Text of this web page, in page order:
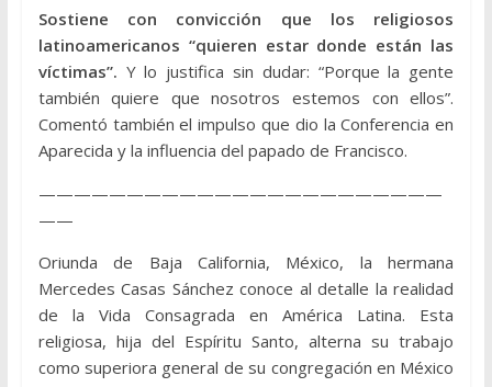
Sostiene con convicción que los religiosos
latinoamericanos “quieren estar donde están las
víctimas”. Y lo justifica sin dudar: “Porque la gente
también quiere que nosotros estemos con ellos”.
Comentó también el impulso que dio la Conferencia en
Aparecida y la influencia del papado de Francisco.
———————————————————————
——
Oriunda de Baja California, México, la hermana
Mercedes Casas Sánchez conoce al detalle la realidad
de la Vida Consagrada en América Latina. Esta
religiosa, hija del Espíritu Santo, alterna su trabajo
como superiora general de su congregación en México